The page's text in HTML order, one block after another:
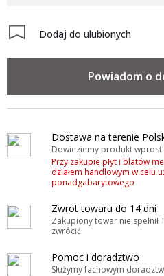
Dodaj do ulubionych
Powiadom o
Dostawa na terenie
Dowieziemy produkt
Przy zakupie płyt i blatów
działem handlowym w celu
ponadgabarytowego
Zwrot towaru do 14 dni
Zakupiony towar nie spełnił
zwrócić
Pomoc i doradztwo
Służymy fachowym